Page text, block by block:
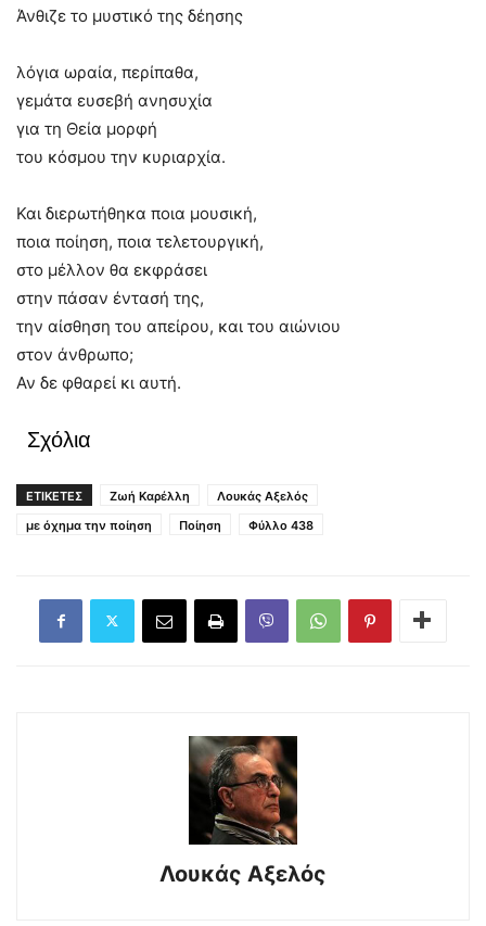
Άνθιζε το μυστικό της δέησης
λόγια ωραία, περίπαθα,
γεμάτα ευσεβή ανησυχία
για τη Θεία μορφή
του κόσμου την κυριαρχία.
Και διερωτήθηκα ποια μουσική,
ποια ποίηση, ποια τελετουργική,
στο μέλλον θα εκφράσει
στην πάσαν έντασή της,
την αίσθηση του απείρου, και του αιώνιου
στον άνθρωπο;
Αν δε φθαρεί κι αυτή.
Σχόλια
ΕΤΙΚΕΤΕΣ Ζωή Καρέλλη
Λουκάς Αξελός
με όχημα την ποίηση
Ποίηση Φύλλο 438
Λουκάς Αξελός